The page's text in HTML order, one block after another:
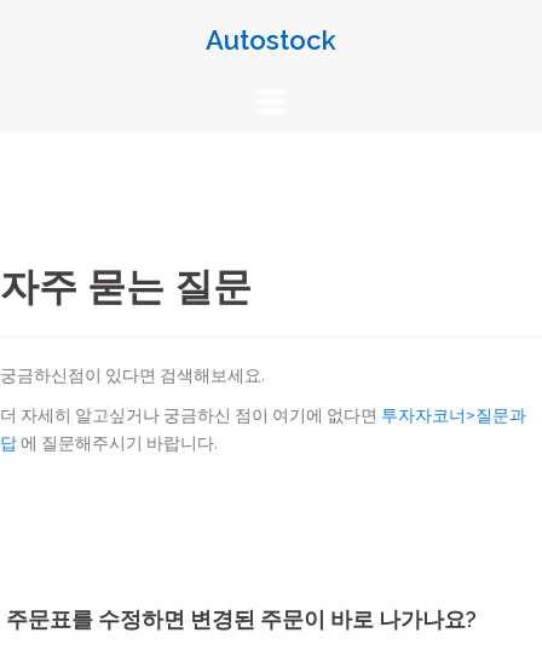
Autostock
자주 묻는 질문
궁금하신점이 있다면 검색해보세요.
더 자세히 알고싶거나 궁금하신 점이 여기에 없다면 투자자코너>질문과
답 에 질문해주시기 바랍니다.
주문표를 수정하면 변경된 주문이 바로 나가나요?